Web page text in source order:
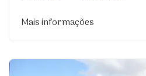
Mais informações